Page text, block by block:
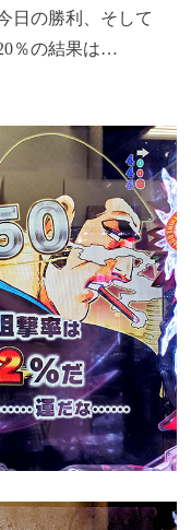
日の勝利、そして
％の結果は…